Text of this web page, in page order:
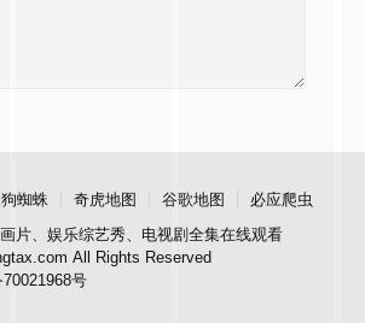
蜘蛛 奇虎地图 谷歌地图
必应爬虫
片、娱乐综艺秀、电视剧全集在线观看
All Rights Reserved
号